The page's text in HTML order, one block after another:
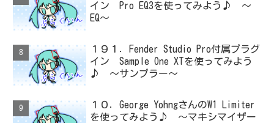
イン Pro EQ3を使ってみよう♪ ～
EQ～
１９１．Fender Studio Pro付属プラグ
イン Sample One XTを使ってみよう
♪ ～サンプラー～
１０．George YohngさんのW1 Limiter
を使ってみよう♪ ～マキシマイザー